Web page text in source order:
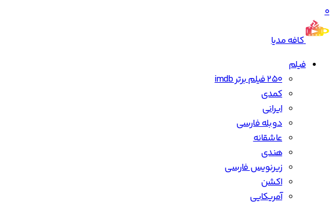
0
کافه مدیا
فیلم
250 فیلم برتر imdb
کمدی
ایرانی
دوبله فارسی
عاشقانه
هندی
زیرنویس فارسی
اکشن
آمریکایی